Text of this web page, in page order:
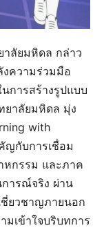
าลัยมหิดล กล่าว
งความร่วมมือ
การสร้างรูปแบบ
ยาลัยมหิดล มุ่ง
with
ญกับการเชื่อม
หกรรม และภาค
การณ์จริง ผ่าน
ชี่ยวชาญภายนอก
มเข้าใจบริบทการ